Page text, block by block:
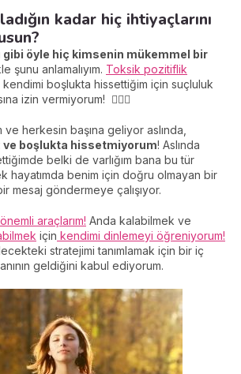
kadar hiç ihtiyaçlarını
gibi öyle hiç kimsenin mükemmel bir
şunu anlamalıyım. Toksik pozitiflik
kendimi boşlukta hissettiğim için suçluluk
izin vermiyorum! 🙅🏻‍♀️
herkesin başına geliyor aslında,
ve boşlukta hissetmiyorum! Aslında
belki de varlığım bana bu tür
hayatımda benim için doğru olmayan bir
mesaj göndermeye çalışıyor.
araçlarım! Anda kalabilmek ve
için kendimi dinlemeyi öğreniyorum!
stratejimi tanımlamak için bir iç
geldiğini kabul ediyorum.